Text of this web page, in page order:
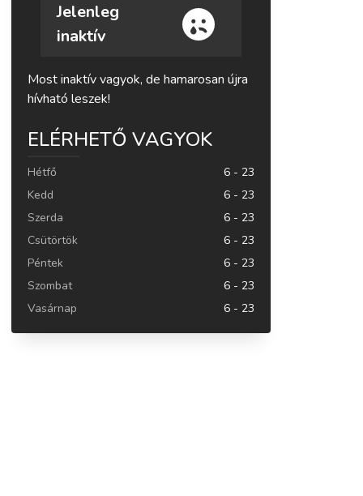
Jelenleg
inaktív
Most inaktív vagyok, de hamarosan újra
hívható leszek!
ELÉRHETŐ VAGYOK
Hétfő
6 - 23
Kedd
6 - 23
Szerda
6 - 23
Csütörtök
6 - 23
Péntek
6 - 23
Szombat
6 - 23
Vasárnap
6 - 23